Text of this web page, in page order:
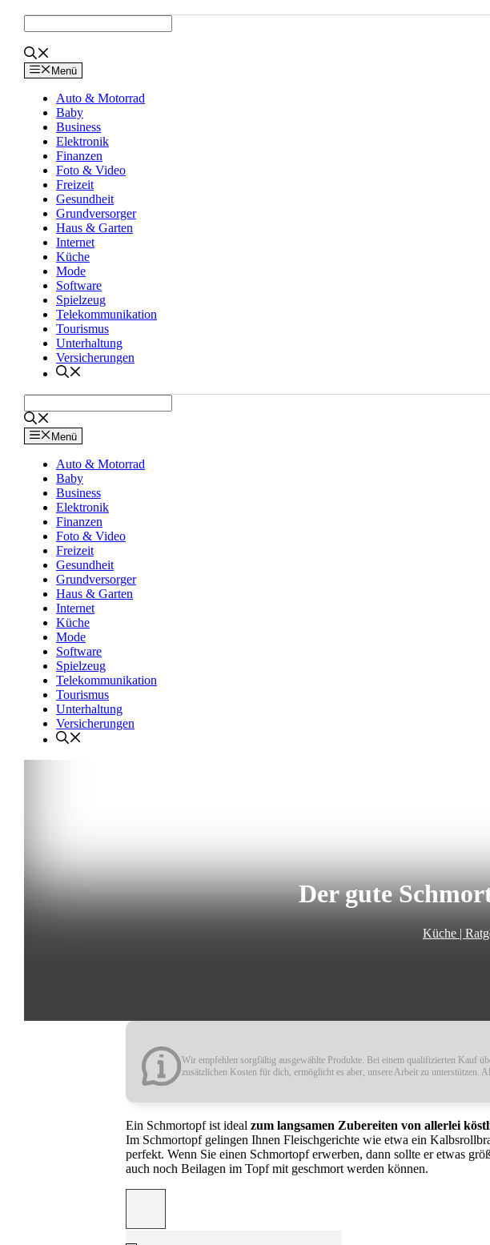
Inhalt
springen
Menü
Auto & Motorrad
Baby
Business
Elektronik
Finanzen
Foto & Video
Freizeit
Gesundheit
Grundversorger
Haus & Garten
Internet
Küche
Mode
Software
Spielzeug
Telekommunikation
Tourismus
Unterhaltung
Versicherungen
Menü
Auto & Motorrad
Baby
Business
Elektronik
Finanzen
Foto & Video
Freizeit
Gesundheit
Grundversorger
Haus & Garten
Internet
Küche
Mode
Software
Spielzeug
Telekommunikation
Tourismus
Unterhaltung
Versicherungen
Der gute
Küche |
Wir empfehlen sorgfältig ausgewählte Produkte. Bei einem qualifizierten Kauf
zusätzlichen Kosten für dich, ermöglicht es aber, unsere Arbeit zu
Ein Schmortopf ist ideal zum langsamen Zubereiten von allerlei
Im Schmortopf gelingen Ihnen Fleischgerichte wie etwa ein
perfekt. Wenn Sie einen Schmortopf erwerben, dann sollte er etwas
auch noch Beilagen im Topf mit geschmort werden können.